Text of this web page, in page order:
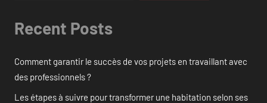
Recent Posts
Comment garantir le succès de vos projets en travaillant avec
des professionnels ?
Les étapes à suivre pour transformer une habitation selon ses